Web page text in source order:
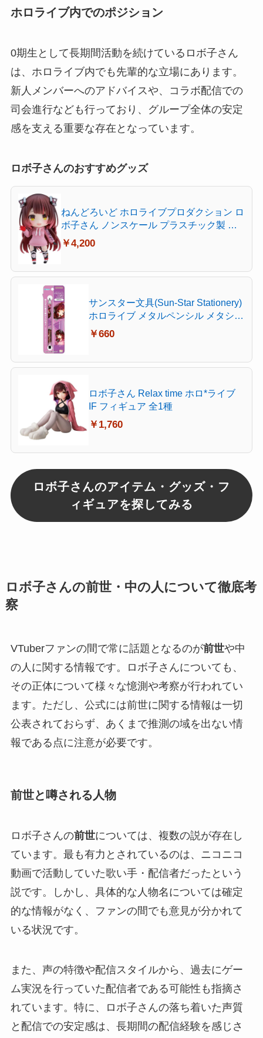
ホロライブ内でのポジション
0期生として長期間活動を続けているロボ子さん
は、ホロライブ内でも先輩的な立場にあります。
新人メンバーへのアドバイスや、コラボ配信での
司会進行なども行っており、グループ全体の安定
感を支える重要な存在となっています。
ロボ子さんのおすすめグッズ
ねんどろいど ホロライブプロダクション ロ
ボ子さん ノンスケール プラスチック製 塗
装済み可動フィギュア
￥4,200
サンスター文具(Sun-Star Stationery)
ホロライブ メタルペンシル メタシル
ライトノック hololive Vtuber ロボ子
￥660
ロボ子さん Relax time ホロ*ライブ
IF フィギュア 全1種
￥1,760
ロボ子さんのアイテム・グッズ・フ
ィギュアを探してみる
ロボ子さんの前世・中の人について徹底考
察
VTuberファンの間で常に話題となるのが前世や中
の人に関する情報です。ロボ子さんについても、
その正体について様々な憶測や考察が行われてい
ます。ただし、公式には前世に関する情報は一切
公表されておらず、あくまで推測の域を出ない情
報である点に注意が必要です。
前世と噂される人物
ロボ子さんの前世については、複数の説が存在し
ています。最も有力とされているのは、ニコニコ
動画で活動していた歌い手・配信者だったという
説です。しかし、具体的な人物名については確定
的な情報がなく、ファンの間でも意見が分かれて
いる状況です。
また、声の特徴や配信スタイルから、過去にゲー
ム実況を行っていた配信者である可能性も指摘さ
れています。特に、ロボ子さんの落ち着いた声質
と配信での安定感は、長期間の配信経験を感じさ